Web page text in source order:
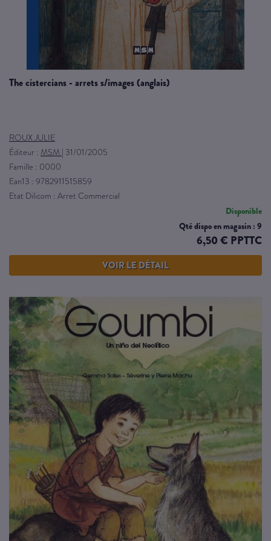
the cistercians - arrets s/images (anglais)
ROUX JULIE
Éditeur : MSM | 31/01/2005
Famille : 0000
Ean13 : 9782911515859
Etat Dilicom : Arret Commercial
Disponible
Qté dispo en magasin : 9
6,50 € PPTTC
VOIR LE DÉTAIL